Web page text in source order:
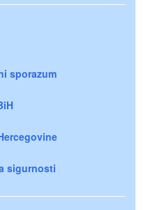
sporazum
sigurnosti